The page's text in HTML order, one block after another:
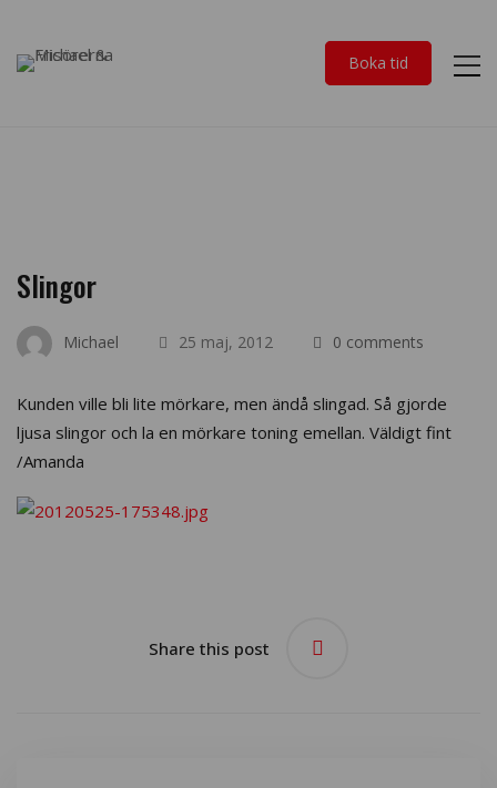
Boka tid
Slingor
Michael 25 maj, 2012 0 comments
Kunden ville bli lite mörkare, men ändå slingad. Så gjorde
ljusa slingor och la en mörkare toning emellan. Väldigt fint
/Amanda
Share this post